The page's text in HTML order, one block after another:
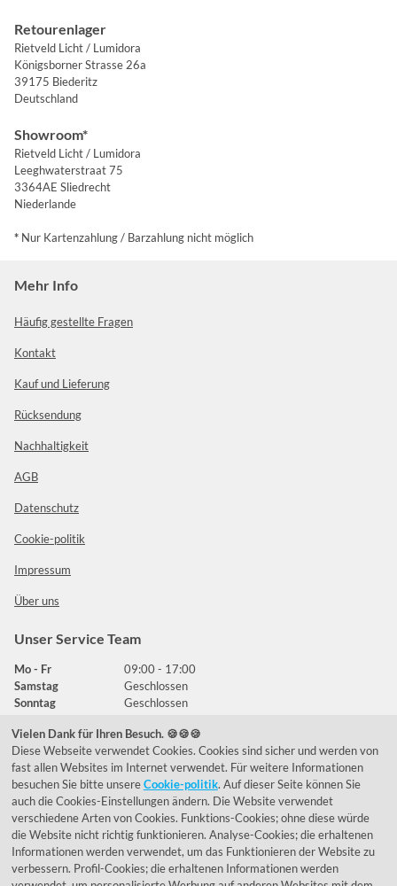
Retourenlager
Rietveld Licht / Lumidora
Königsborner Strasse 26a
39175 Biederitz
Deutschland
Showroom*
Rietveld Licht / Lumidora
Leeghwaterstraat 75
3364AE Sliedrecht
Niederlande
* Nur Kartenzahlung / Barzahlung nicht möglich
Mehr Info
Häufig gestellte Fragen
Kontakt
Kauf und Lieferung
Rücksendung
Nachhaltigkeit
AGB
Datenschutz
Cookie-politik
Impressum
Über uns
Unser Service Team
Mo - Fr
09:00 - 17:00
Samstag
Geschlossen
Sonntag
Geschlossen
Häufig gestellte Fragen
039292 - 678215
de@lumidora.com
Vielen Dank für Ihren Besuch. 🍪🍪🍪
Diese Webseite verwendet Cookies. Cookies sind sicher und werden von
fast allen Websites im Internet verwendet. Für weitere Informationen
besuchen Sie bitte unsereCookie-politik. Auf dieser Seite können Sie
auch die Cookies-Einstellungen ändern. Die Website verwendet
verschiedene Arten von Cookies. Funktions-Cookies; ohne diese würde
die Website nicht richtig funktionieren. Analyse-Cookies; die erhaltenen
Informationen werden verwendet, um das Funktionieren der Website zu
verbessern. Profil-Cookies; die erhaltenen Informationen werden